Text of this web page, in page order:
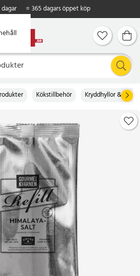
dagar ⭐ 365 dagars öppet köp
Kökstillbehör Kryddhyllor &